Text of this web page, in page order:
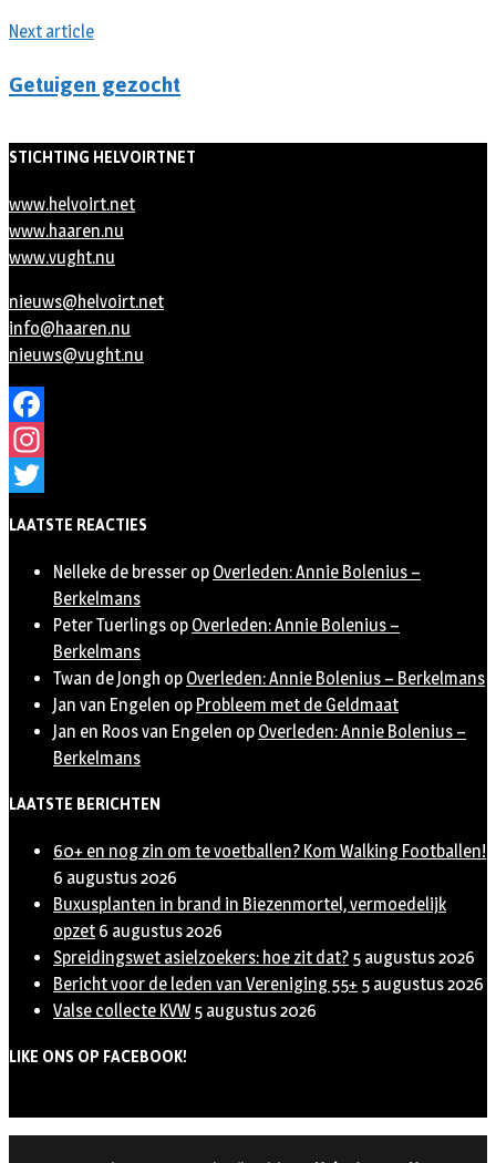
Next article
Getuigen gezocht
STICHTING HELVOIRTNET
www.helvoirt.net
www.haaren.nu
www.vught.nu
nieuws@helvoirt.net
info@haaren.nu
nieuws@vught.nu
Facebook
Instagram
LAATSTE REACTIES
Nelleke de bresser op Overleden: Annie Bolenius –
Berkelmans
Peter Tuerlings op Overleden: Annie Bolenius –
Berkelmans
Twan de Jongh op Overleden: Annie Bolenius – Berkelmans
Jan van Engelen op Probleem met de Geldmaat
Jan en Roos van Engelen op Overleden: Annie Bolenius –
Berkelmans
LAATSTE BERICHTEN
60+ en nog zin om te voetballen? Kom Walking Footballen!
6 augustus 2026
Buxusplanten in brand in Biezenmortel, vermoedelijk
opzet 6 augustus 2026
Spreidingswet asielzoekers: hoe zit dat? 5 augustus 2026
Bericht voor de leden van Vereniging 55+ 5 augustus 2026
Valse collecte KVW 5 augustus 2026
LIKE ONS OP FACEBOOK!